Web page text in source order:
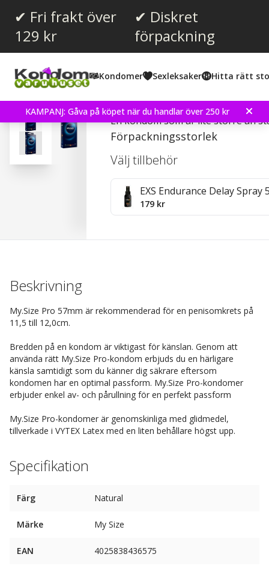
✔ Fri frakt över
129 kr
✔ Diskret
förpackning
Kondomer Sexleksaker Hitta rätt
KAMPANJ: Gåva på köpet när du handlar över 250 kr
Recensioner (65)
My.Size Pro 57 –
En kondom som är lite större än
Förpackningsstorlek
Välj tillbehör
EXS Endurance Delay Spray
179 kr
Beskrivning
My.Size Pro 57mm är rekommenderad för en penisomkrets på
11,5 till 12,0cm.
Bredden på en kondom är viktigast för känslan. Genom att
använda rätt My.Size Pro-kondom erbjuds du en härligare
känsla samtidigt som du känner dig säkrare eftersom
kondomen har en optimal passform. My.Size Pro-kondomer
erbjuder enkel av- och pårullning för en perfekt passform
My.Size Pro-kondomer är genomskinliga med glidmedel,
tillverkade i VYTEX Latex med en liten behållare högst upp.
Specifikation
Färg Natural
Märke My Size
EAN 4025838436575